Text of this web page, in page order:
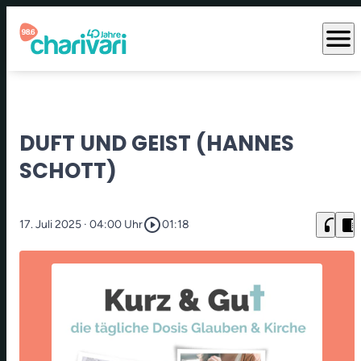
menu
DUFT UND GEIST (HANNES
SCHOTT)
17. Juli 2025 · 04:00 Uhrplay_circle_outline01:18 headphones chrome_reader_mode